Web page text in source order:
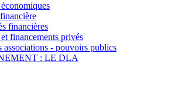
financières
financements privés
associations - pouvoirs publics
: LE DLA